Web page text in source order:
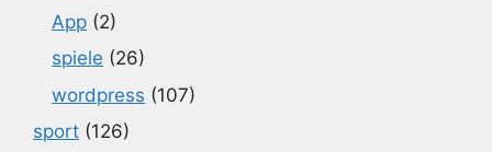
App (2)
spiele (26)
wordpress (107)
sport (126)